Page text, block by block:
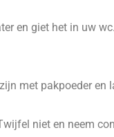
en giet het in uw
met pakpoeder
niet en neem